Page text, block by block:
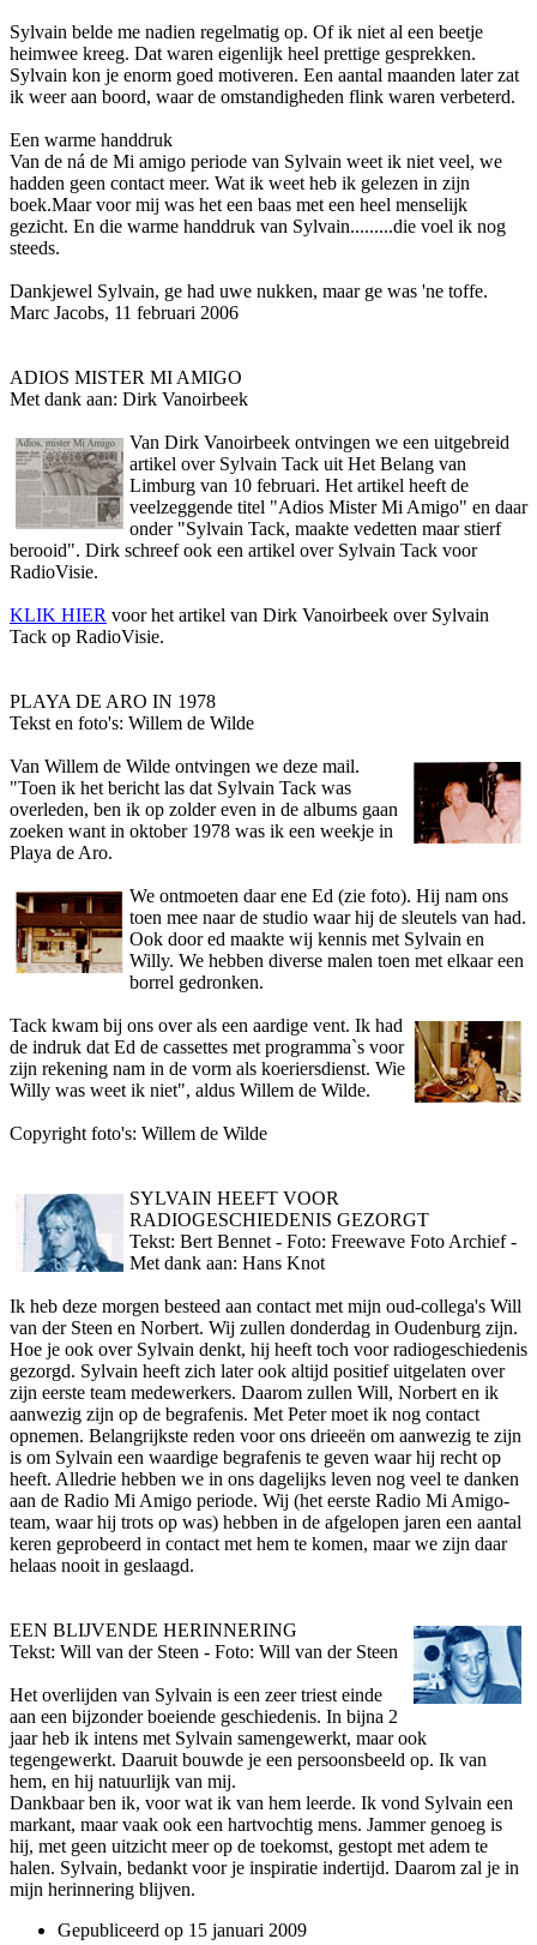
Sylvain belde me nadien regelmatig op. Of ik niet al een beetje
heimwee kreeg. Dat waren eigenlijk heel prettige gesprekken.
Sylvain kon je enorm goed motiveren. Een aantal maanden later zat
ik weer aan boord, waar de omstandigheden flink waren verbeterd.
Een warme handdruk
Van de ná de Mi amigo periode van Sylvain weet ik niet veel, we
hadden geen contact meer. Wat ik weet heb ik gelezen in zijn
boek.Maar voor mij was het een baas met een heel menselijk
gezicht. En die warme handdruk van Sylvain.........die voel ik nog
steeds.
Dankjewel Sylvain, ge had uwe nukken, maar ge was 'ne toffe.
Marc Jacobs, 11 februari 2006
ADIOS MISTER MI AMIGO
Met dank aan: Dirk Vanoirbeek
Van Dirk Vanoirbeek o­ntvingen we een uitgebreid
artikel over Sylvain Tack uit Het Belang van
Limburg van 10 februari. Het artikel heeft de
veelzeggende titel "Adios Mister Mi Amigo" en daar
o­nder "Sylvain Tack, maakte vedetten maar stierf
berooid". Dirk schreef ook een artikel over Sylvain Tack voor
RadioVisie.
KLIK HIER voor het artikel van Dirk Vanoirbeek over Sylvain
Tack op RadioVisie.
PLAYA DE ARO IN 1978
Tekst en foto's: Willem de Wilde
Van Willem de Wilde o­ntvingen we deze mail.
"Toen ik het bericht las dat Sylvain Tack was
overleden, ben ik op zolder even in de albums gaan
zoeken want in oktober 1978 was ik een weekje in
Playa de Aro.
We o­ntmoeten daar ene Ed (zie foto). Hij nam o­ns
toen mee naar de studio waar hij de sleutels van had.
Ook door ed maakte wij kennis met Sylvain en
Willy. We hebben diverse malen toen met elkaar een
borrel gedronken.
Tack kwam bij o­ns over als een aardige vent. Ik had
de indruk dat Ed de cassettes met programma`s voor
zijn rekening nam in de vorm als koeriersdienst. Wie
Willy was weet ik niet", aldus Willem de Wilde.
Copyright foto's: Willem de Wilde
SYLVAIN HEEFT VOOR
RADIOGESCHIEDENIS GEZORGT
Tekst: Bert Bennet - Foto: Freewave Foto Archief -
Met dank aan: Hans Knot
Ik heb deze morgen besteed aan contact met mijn oud-collega's Will
van der Steen en Norbert. Wij zullen donderdag in Oudenburg zijn.
Hoe je ook over Sylvain denkt, hij heeft toch voor radiogeschiedenis
gezorgd. Sylvain heeft zich later ook altijd positief uitgelaten over
zijn eerste team medewerkers. Daarom zullen Will, Norbert en ik
aanwezig zijn op de begrafenis. Met Peter moet ik nog contact
opnemen. Belangrijkste reden voor o­ns drieeën om aanwezig te zijn
is om Sylvain een waardige begrafenis te geven waar hij recht op
heeft. Alledrie hebben we in o­ns dagelijks leven nog veel te danken
aan de Radio Mi Amigo periode. Wij (het eerste Radio Mi Amigo-
team, waar hij trots op was) hebben in de afgelopen jaren een aantal
keren geprobeerd in contact met hem te komen, maar we zijn daar
helaas nooit in geslaagd.
EEN BLIJVENDE HERINNERING
Tekst: Will van der Steen - Foto: Will van der Steen
Het overlijden van Sylvain is een zeer triest einde
aan een bijzonder boeiende geschiedenis. In bijna 2
jaar heb ik intens met Sylvain samengewerkt, maar ook
tegengewerkt. Daaruit bouwde je een persoonsbeeld op. Ik van
hem, en hij natuurlijk van mij.
Dankbaar ben ik, voor wat ik van hem leerde. Ik vond Sylvain een
markant, maar vaak ook een hartvochtig mens. Jammer genoeg is
hij, met geen uitzicht meer op de toekomst, gestopt met adem te
halen. Sylvain, bedankt voor je inspiratie indertijd. Daarom zal je in
mijn herinnering blijven.
Gepubliceerd op 15 januari 2009